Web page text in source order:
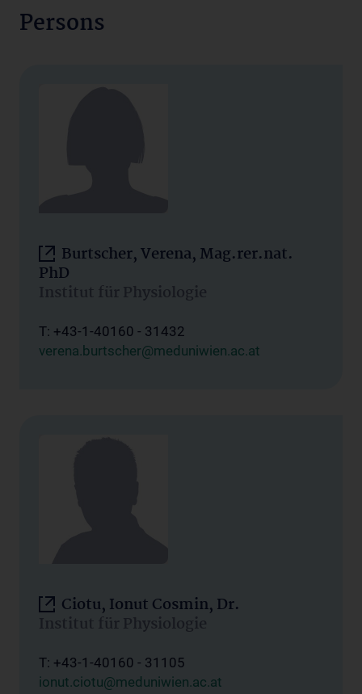
Persons
Burtscher, Verena, Mag.rer.nat.
PhD
Institut für Physiologie
T: +43-1-40160 - 31432
verena.burtscher@meduniwien.ac.at
Ciotu, Ionut Cosmin, Dr.
Institut für Physiologie
T: +43-1-40160 - 31105
ionut.ciotu@meduniwien.ac.at